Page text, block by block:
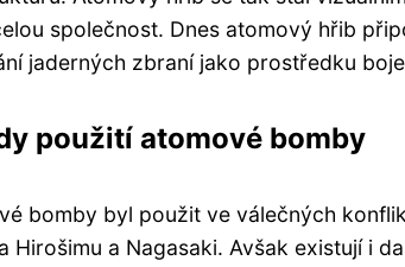
společnost. Dnes atomový hřib
jaderných zbraní jako prostředku
použití atomové bomby
bomby byl použit ve válečných
Hirošimu a Nagasaki. Avšak existují i